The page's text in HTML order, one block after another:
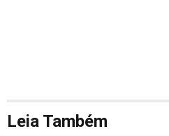
Leia Também